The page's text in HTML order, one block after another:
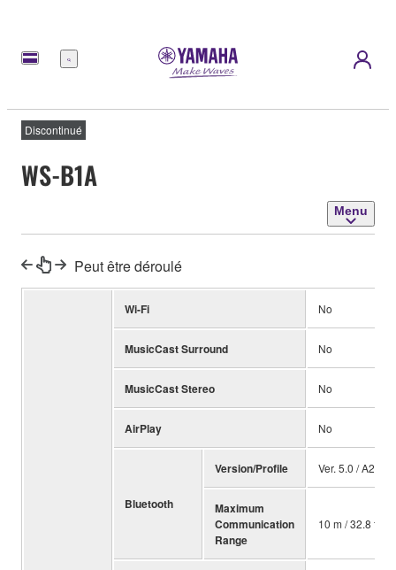
Menu
Discontinué
WS-B1A
Menu
Peut être déroulé
Wi-Fi No
MusicCast Surround No
MusicCast Stereo No
AirPlay No
Bluetooth
Version/Profile Ver. 5.0 / A2DP,
Maximum
Communication
Range
10 m / 32.8 ft.